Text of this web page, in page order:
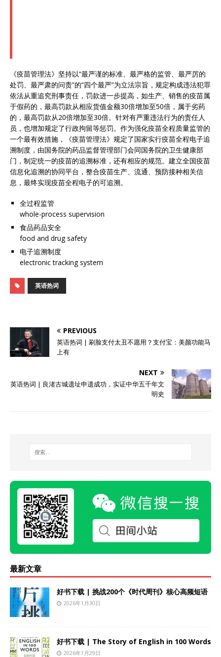
《疫苗管理法》坚持以“最严谨的标准、最严格的监管、最严厉的
处罚、最严肃的问责”的“四个最严”为立法宗旨，规定构成违法犯罪
依法从重追究刑事责任，罚款进一步提高，如生产、销售的疫苗属
于假药的，最高罚款从相应货值金额30倍增加至50倍，属于劣药
的，最高罚款从20倍增加至30倍。针对有严重违法行为的责任人
员，也增加规定了行政拘留等惩罚。作为强化疫苗全程质量监管的
一个最有效措施，《疫苗管理法》规定了国家实行疫苗全程电子追
溯制度，由国务院的药品监督管理部门会同国务院的卫生健康部
门，制定统一的疫苗的追溯标准，还有相应的规范。建立全国疫苗
信息化追溯的协同平台，整合疫苗生产、流通、预防接种相关信
息，最终实现疫苗全程电子的可追溯。
全过程监管
whole-process supervision
食品药品安全
food and drug safety
电子追溯制度
electronic tracking system
英语热词
PREVIOUS
英语热词 | 刷脸支付太丑不愿用？支付宝：美颜功能马
上有
NEXT
英语热词 | 良渚古城遗址申遗成功，实证中华五千年文
明史
最新文章
好书下载 | 挑战200个《时代周刊》核心高频短语
2026年1月30日
好书下载 | The Story of English in 100 Words
2026年1月29日